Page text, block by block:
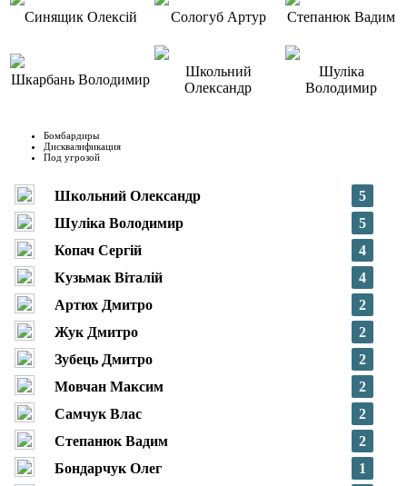
Синящик Олексій Сологуб Артур Степанюк Вадим
Шкарбань Володимир
Школьний
Олександр
Шуліка
Володимир
Бомбардиры
Дисквалификация
Под угрозой
Школьний Олександр
5
Шуліка Володимир
5
Копач Сергій
4
Кузьмак Віталій
4
Артюх Дмитро
2
Жук Дмитро
2
Зубець Дмитро
2
Мовчан Максим
2
Самчук Влас
2
Степанюк Вадим
2
Бондарчук Олег
1